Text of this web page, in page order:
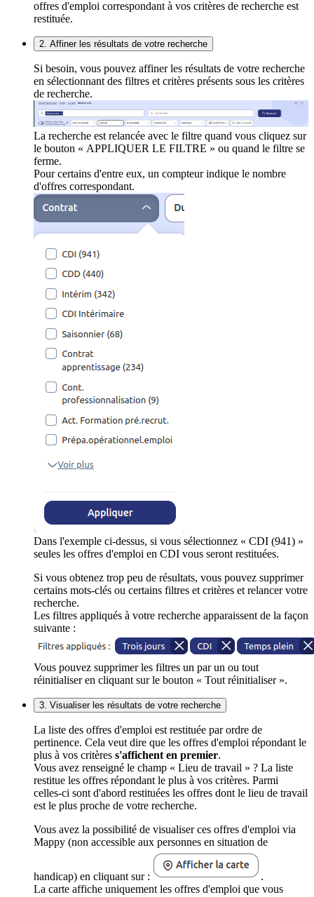
offres d'emploi correspondant à vos critères de recherche est
restituée.
2. Affiner les résultats de votre recherche
Si besoin, vous pouvez affiner les résultats de votre recherche
en sélectionnant des filtres et critères présents sous les critères
de recherche.
La recherche est relancée avec le filtre quand vous cliquez sur
le bouton « APPLIQUER LE FILTRE » ou quand le filtre se
ferme.
Pour certains d'entre eux, un compteur indique le nombre
d'offres correspondant.
Dans l'exemple ci-dessus, si vous sélectionnez « CDI (941) »
seules les offres d'emploi en CDI vous seront restituées.
Si vous obtenez trop peu de résultats, vous pouvez supprimer
certains mots-clés ou certains filtres et critères et relancer votre
recherche.
Les filtres appliqués à votre recherche apparaissent de la façon
suivante :
Vous pouvez supprimer les filtres un par un ou tout
réinitialiser en cliquant sur le bouton « Tout réinitialiser ».
3. Visualiser les résultats de votre recherche
La liste des offres d'emploi est restituée par ordre de
pertinence. Cela veut dire que les offres d'emploi répondant le
plus à vos critères s'affichent en premier.
Vous avez renseigné le champ « Lieu de travail » ? La liste
restitue les offres répondant le plus à vos critères. Parmi
celles-ci sont d'abord restituées les offres dont le lieu de travail
est le plus proche de votre recherche.
Vous avez la possibilité de visualiser ces offres d'emploi via
Mappy (non accessible aux personnes en situation de
handicap) en cliquant sur :
.
La carte affiche uniquement les offres d'emploi que vous